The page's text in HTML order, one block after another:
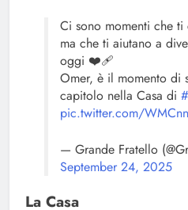
Ci sono momenti che
ma che ti aiutano a
oggi ❤️‍🩹
Omer, è il momento di
capitolo nella Casa di
pic.twitter.com/
— Grande Fratello
September 24, 2025
La Casa